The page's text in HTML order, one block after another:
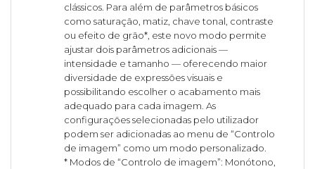
clássicos. Para além de parâmetros básicos
como saturação, matiz, chave tonal, contraste
ou efeito de grão*, este novo modo permite
ajustar dois parâmetros adicionais —
intensidade e tamanho — oferecendo maior
diversidade de expressões visuais e
possibilitando escolher o acabamento mais
adequado para cada imagem. As
configurações selecionadas pelo utilizador
podem ser adicionadas ao menu de “Controlo
de imagem” como um modo personalizado.
* Modos de “Controlo de imagem”: Monótono,